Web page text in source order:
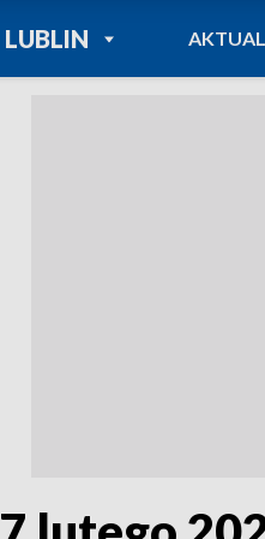
LUBLINPOWRÓT DO
TVP REGIONY